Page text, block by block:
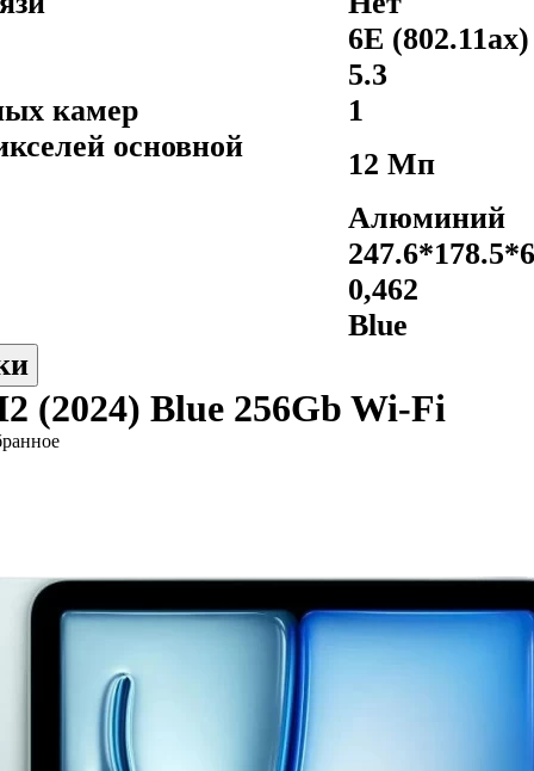
6E (802.11ax)
5.3
камер
1
основной
12 Мп
Алюминий
0,462
Blue
(2024) Blue 256Gb Wi-Fi